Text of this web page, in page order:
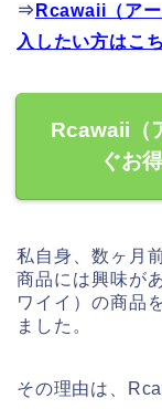
⇒ Rcawaii（ア
入したい方はこ
Rcawaii（
ぐお
私自身、数ヶ月
商品には興味が
ワイイ）の商品
ました。
その理由は、